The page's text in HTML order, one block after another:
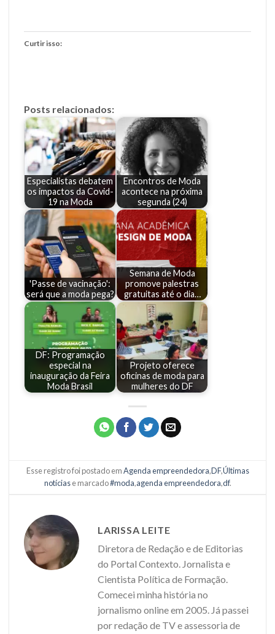
Curtir isso:
Posts relacionados:
Especialistas debatem
os impactos da Covid-
19 na Moda
Encontros de Moda
acontece na próxima
segunda (24)
'Passe de vacinação':
será que a moda pega?
Semana de Moda
promove palestras
gratuitas até o dia…
DF: Programação
especial na
inauguração da Feira
Moda Brasil
Projeto oferece
oficinas de moda para
mulheres do DF
Esse registro foi postado emAgenda empreendedora,DF,Últimas
notíciase marcado#moda,agenda empreendedora,df.
LARISSA LEITE
Diretora de Redação e de Editorias
do Portal Contexto. Jornalista e
Cientista Política de Formação.
Comecei minha história no
jornalismo online em 2005. Já passei
por redação de TV e assessoria de